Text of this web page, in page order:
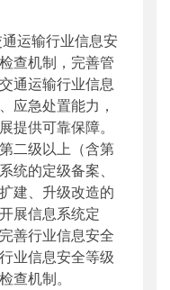
运输行业信息安
查机制，完善管
通运输行业信息
应急处置能力，
提供可靠保障。
二级以上（含第
统的定级备案、
建、升级改造的
展信息系统定
善行业信息安全
业信息安全等级
查机制。